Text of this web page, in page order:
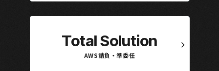
Total Solution
AWS請負・準委任